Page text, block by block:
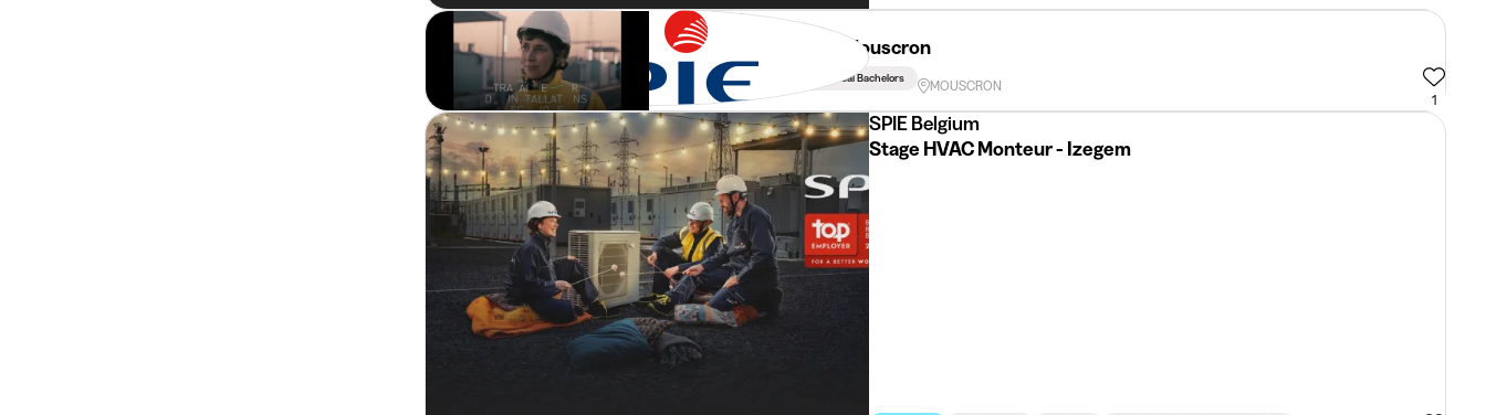
SPIE
Electricien Industriel - Mouscron
Starterjob Professional & Technical Bachelors
MOUSCRON
1
SPIE Belgium
Stage HVAC Monteur - Izegem